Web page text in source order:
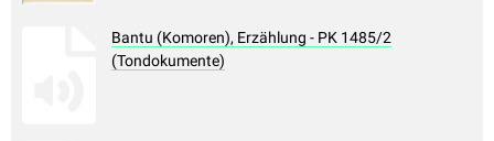
Bantu (Komoren), Erzählung - PK 1485/2
(Tondokumente)